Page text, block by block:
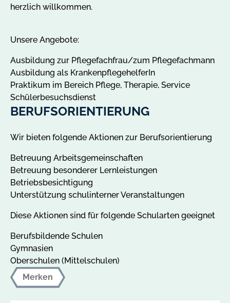
herzlich willkommen.
Unsere Angebote:
Ausbildung zur Pflegefachfrau/zum Pflegefachmann
Ausbildung als KrankenpflegehelferIn
Praktikum im Bereich Pflege, Therapie, Service
Schülerbesuchsdienst
BERUFSORIENTIERUNG
Wir bieten folgende Aktionen zur Berufsorientierung
Betreuung Arbeitsgemeinschaften
Betreuung besonderer Lernleistungen
Betriebsbesichtigung
Unterstützung schulinterner Veranstaltungen
Diese Aktionen sind für folgende Schularten geeignet
Berufsbildende Schulen
Gymnasien
Oberschulen (Mittelschulen)
Merken